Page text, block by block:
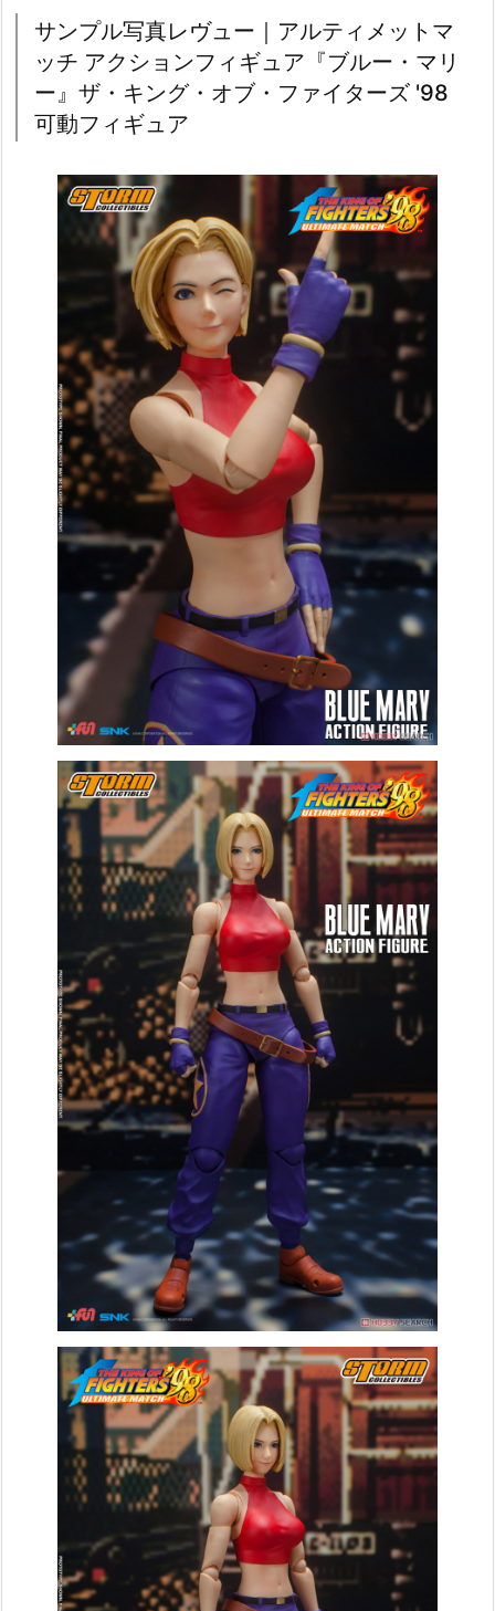
サンプル写真レヴュー｜アルティメットマ
ッチ アクションフィギュア『ブルー・マリ
ー』ザ・キング・オブ・ファイターズ '98
可動フィギュア